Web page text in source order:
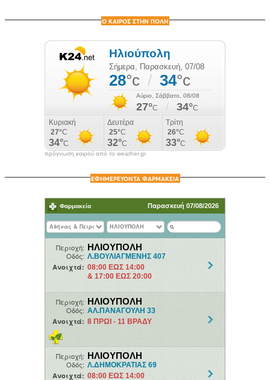
Ο ΚΑΙΡΟΣ ΣΤΗΝ ΠΟΛΗ
πρόγνωση καιρού από το weather.gr
ΕΦΗΜΕΡΕΥΟΝΤΑ ΦΑΡΜΑΚΕΙΑ